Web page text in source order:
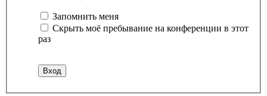
Запомнить меня
Скрыть моё пребывание на конференции в этот
раз